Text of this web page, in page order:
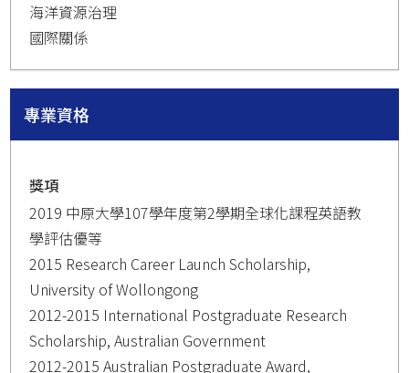
海洋資源治理
國際關係
專業資格
獎項
2019 中原大學107學年度第2學期全球化課程英語教
學評估優等
2015 Research Career Launch Scholarship,
University of Wollongong
2012-2015 International Postgraduate Research
Scholarship, Australian Government
2012-2015 Australian Postgraduate Award,